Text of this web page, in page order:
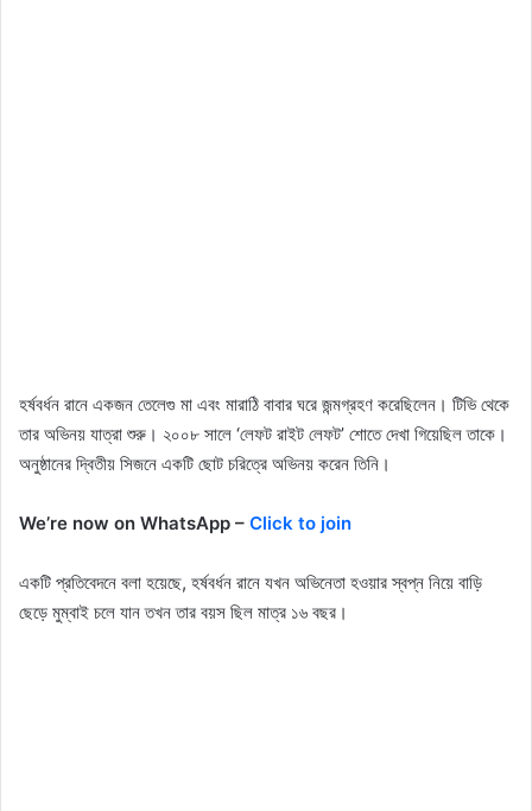
হর্ষবর্ধন রানে একজন তেলেগু মা এবং মারাঠি বাবার ঘরে জন্মগ্রহণ করেছিলেন। টিভি থেকে
তার অভিনয় যাত্রা শুরু। ২০০৮ সালে ‘লেফট রাইট লেফট’ শোতে দেখা গিয়েছিল তাকে।
অনুষ্ঠানের দ্বিতীয় সিজনে একটি ছোট চরিত্রে অভিনয় করেন তিনি।
We’re now on WhatsApp – Click to join
একটি প্রতিবেদনে বলা হয়েছে, হর্ষবর্ধন রানে যখন অভিনেতা হওয়ার স্বপ্ন নিয়ে বাড়ি
ছেড়ে মুম্বাই চলে যান তখন তার বয়স ছিল মাত্র ১৬ বছর।